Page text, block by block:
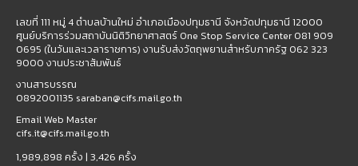
เลขที่ 111 หมู่ 4 ตำบลบ้านใหม่ อำเภอเมืองปทุมธานี จังหวัดปทุมธานี 12000
ศูนย์บริการร่วมสถาบันนิติวิทยาศาสตร์ One Stop Service Center 081 909
0695 (ในวันและเวลาราชการ) งานรับส่งวัตถุพยานสำหรับภาครัฐ 062 323
9000 งานประชาสัมพันธ์
งานสารบรรณ
0892001135 saraban@cifs.mail.go.th
Email Web Master
cifs.it@cifs.mail.go.th
1,989,898 ครั้ง | 3,426 ครั้ง